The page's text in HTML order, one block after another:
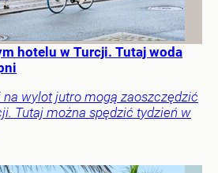
hotelu w Turcji. Tutaj woda
wylot jutro mogą zaoszczędzić
Tutaj można spędzić tydzień w